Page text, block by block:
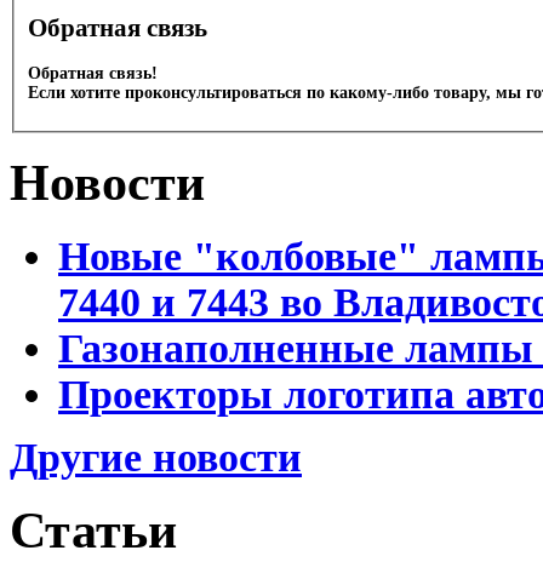
Обратная связь
Обратная связь!
Если хотите проконсультироваться по какому-либо товару, мы
Новости
Новые "колбовые"
7440 и 7443 во
Газонаполненные лампы
Проекторы логотипа
Другие новости
Статьи